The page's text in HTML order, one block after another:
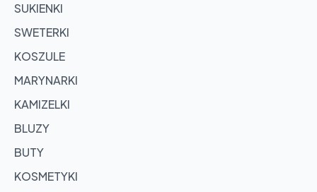
SUKIENKI
SWETERKI
KOSZULE
MARYNARKI
KAMIZELKI
BLUZY
BUTY
KOSMETYKI